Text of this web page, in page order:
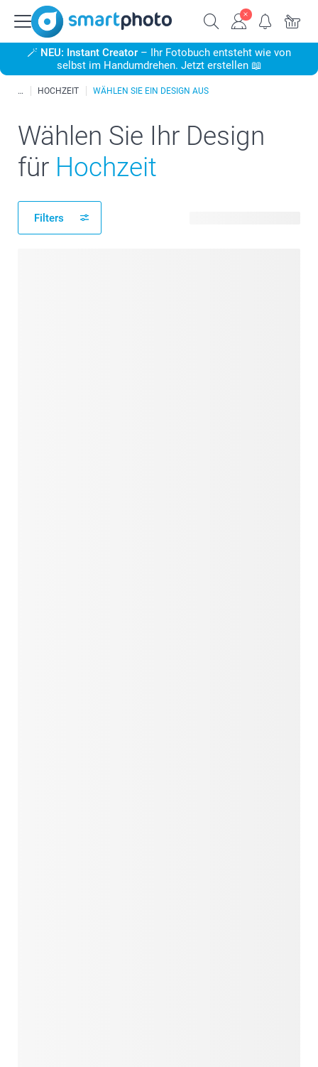
🪄 NEU: Instant Creator – Ihr Fotobuch entsteht wie von
selbst im Handumdrehen. Jetzt erstellen 📖
HOCHZEIT WÄHLEN SIE EIN DESIGN AUS
Wählen Sie Ihr Design
für Hochzeit
Filters